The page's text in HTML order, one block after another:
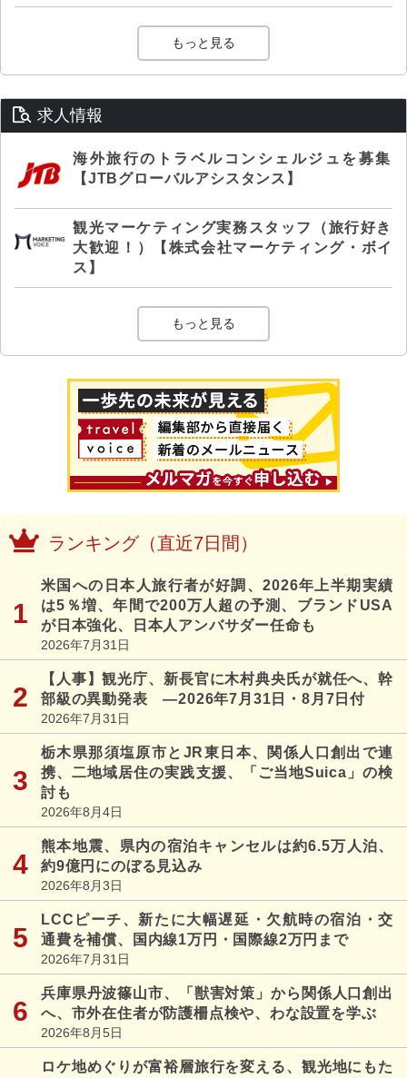
もっと見る
求人情報
海外旅行のトラベルコンシェルジュを募集
【JTBグローバルアシスタンス】
観光マーケティング実務スタッフ（旅行好き
大歓迎！）【株式会社マーケティング・ボイ
ス】
もっと見る
ランキング（直近7日間）
米国への日本人旅行者が好調、2026年上半期実績
は5％増、年間で200万人超の予測、ブランドUSA
が日本強化、日本人アンバサダー任命も
2026年7月31日
【人事】観光庁、新長官に木村典央氏が就任へ、幹
部級の異動発表 ―2026年7月31日・8月7日付
2026年7月31日
栃木県那須塩原市とJR東日本、関係人口創出で連
携、二地域居住の実践支援、「ご当地Suica」の検
討も
2026年8月4日
熊本地震、県内の宿泊キャンセルは約6.5万人泊、
約9億円にのぼる見込み
2026年8月3日
LCCピーチ、新たに大幅遅延・欠航時の宿泊・交
通費を補償、国内線1万円・国際線2万円まで
2026年7月31日
兵庫県丹波篠山市、「獣害対策」から関係人口創出
へ、市外在住者が防護柵点検や、わな設置を学ぶ
2026年8月5日
ロケ地めぐりが富裕層旅行を変える、観光地にもた